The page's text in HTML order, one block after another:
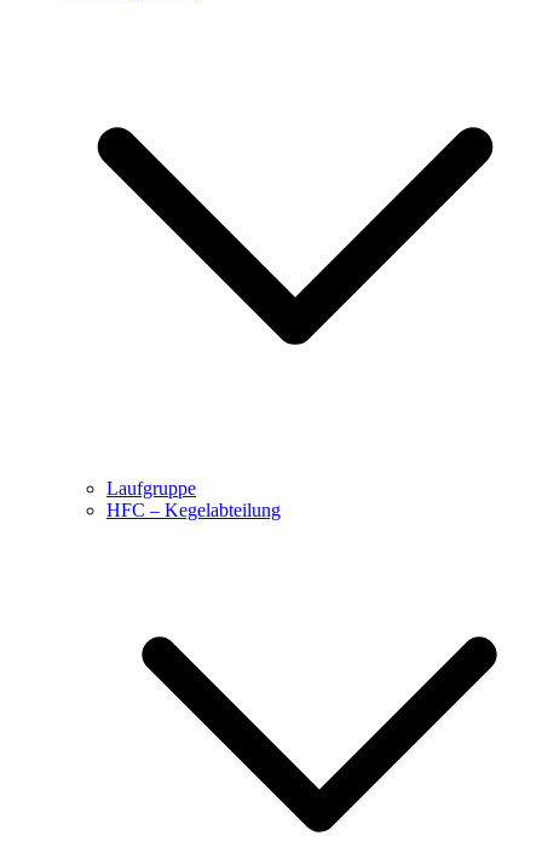
Laufgruppe
HFC – Kegelabteilung